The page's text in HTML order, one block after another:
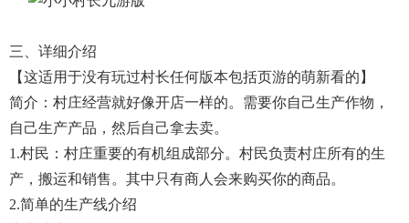
三、详细介绍
【这适用于没有玩过村长任何版本包括页游的萌新看的】
简介：村庄经营就好像开店一样的。需要你自己生产作物，
自己生产产品，然后自己拿去卖。
1.村民：村庄重要的有机组成部分。村民负责村庄所有的生
产，搬运和销售。其中只有商人会来购买你的商品。
2.简单的生产线介绍